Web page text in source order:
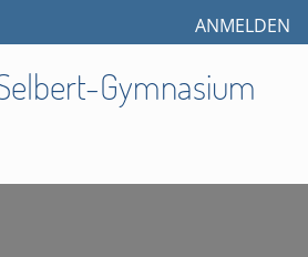
ANMELDEN
Gymnasium